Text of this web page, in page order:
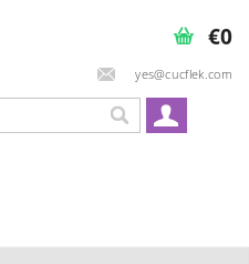
yes@cucflek.com
€0